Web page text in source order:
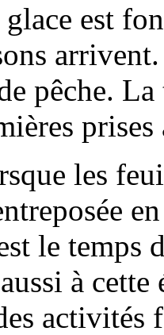
est
pêche.
les
le temps
à